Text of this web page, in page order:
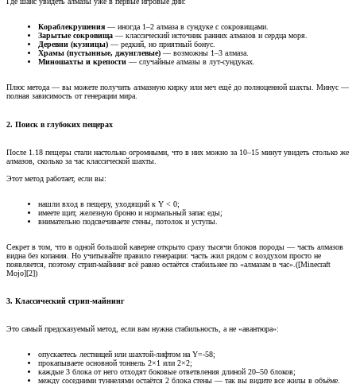
Кораблекрушения — иногда 1–2 алмаза в сундуке с сокровищами.
Зарытые сокровища — классический источник ранних алмазов и сердца моря.
Деревни (кузницы) — редкий, но приятный бонус.
Храмы (пустынные, джунглевые) — возможны 1–3 алмаза.
Миношахты и крепости — случайные алмазы в лут-сундуках.
Плюс метода — вы можете получить алмазную кирку или меч ещё до полноценной шахты. Минус —
полная зависимость от генерации мира.
2. Поиск в глубоких пещерах​
После 1.18 пещеры стали настолько огромными, что в них можно за 10–15 минут увидеть столько же
алмазов, сколько за час классической шахты.
Этот метод работает, если вы:
нашли вход в пещеру, уходящий к Y < 0;
имеете щит, железную броню и нормальный запас еды;
внимательно подсвечиваете стены, потолок и уступы.
Секрет в том, что в одной большой каверне открыто сразу тысячи блоков породы — часть алмазов
видна без копания. Но учитывайте правило генерации: часть жил рядом с воздухом просто не
появляется, поэтому стрип-майнинг всё равно остаётся стабильнее по «алмазам в час».([Minecraft
Mojo][2])
3. Классический стрип-майнинг​
Это самый предсказуемый метод, если вам нужна стабильность, а не «авантюра»:
опускаетесь лестницей или шахтой-лифтом на Y=-58;
прокапываете основной тоннель 2×1 или 2×2;
каждые 3 блока от него отходят боковые ответвления длиной 20–50 блоков;
между соседними туннелями остаётся 2 блока стены — так вы видите все жилы в объёме.